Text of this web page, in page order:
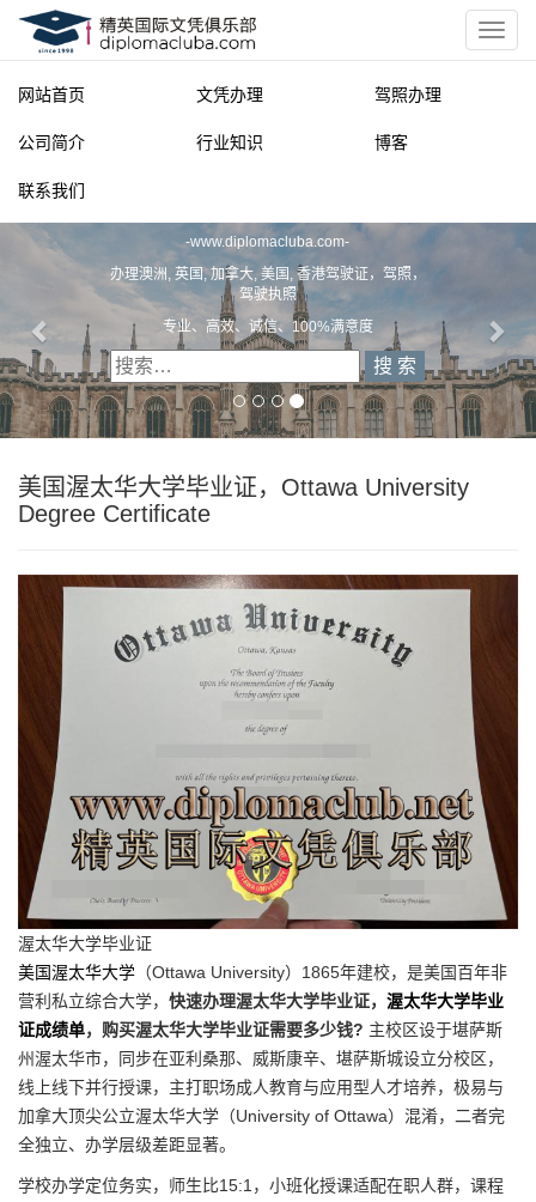
网站首页 文凭办理 驾照办理
公司简介 行业知识 博客
联系我们
-www.diplomacluba.com-
办理澳洲, 英国, 加拿大, 美国, 香港驾驶证，驾照，
驾驶执照
专业、高效、诚信、100%满意度
美国渥太华大学毕业证，Ottawa University
Degree Certificate
渥太华大学毕业证
美国渥太华大学 （Ottawa University）1865年建校，是美国百年非
营利私立综合大学， 快速办理渥太华大学毕业证， 渥太华大学毕业
证成绩单，购买渥太华大学毕业证需要多少钱? 主校区设于堪萨斯
州渥太华市，同步在亚利桑那、威斯康辛、堪萨斯城设立分校区，
线上线下并行授课，主打职场成人教育与应用型人才培养，极易与
加拿大顶尖公立渥太华大学（University of Ottawa）混淆，二者完
全独立、办学层级差距显著。
学校办学定位务实，师生比15:1，小班化授课适配在职人群，课程